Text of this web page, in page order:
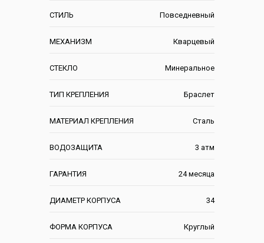
СТИЛЬ Повседневный
МЕХАНИЗМ Кварцевый
СТЕКЛО Минеральное
ТИП КРЕПЛЕНИЯ Браслет
МАТЕРИАЛ КРЕПЛЕНИЯ Сталь
ВОДОЗАЩИТА 3 атм
ГАРАНТИЯ 24 месяца
ДИАМЕТР КОРПУСА 34
ФОРМА КОРПУСА Круглый